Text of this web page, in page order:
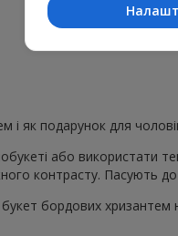
як подарунок для
або використати
контрасту. Пасують
бордових хризантем